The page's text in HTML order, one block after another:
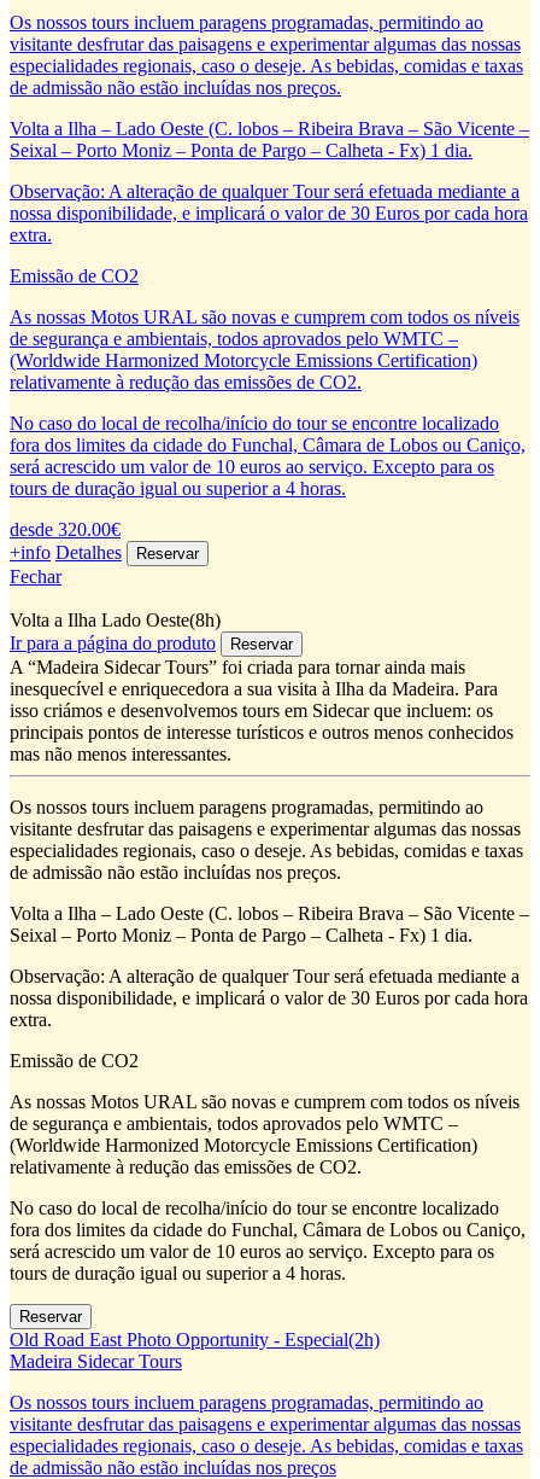
Os nossos tours incluem paragens programadas, permitindo ao
visitante desfrutar das paisagens e experimentar algumas das nossas
especialidades regionais, caso o deseje. As bebidas, comidas e taxas
de admissão não estão incluídas nos preços.
Volta a Ilha – Lado Oeste (C. lobos – Ribeira Brava – São Vicente –
Seixal – Porto Moniz – Ponta de Pargo – Calheta - Fx) 1 dia.
Observação: A alteração de qualquer Tour será efetuada mediante a
nossa disponibilidade, e implicará o valor de 30 Euros por cada hora
extra.
Emissão de CO2
As nossas Motos URAL são novas e cumprem com todos os níveis
de segurança e ambientais, todos aprovados pelo WMTC –
(Worldwide Harmonized Motorcycle Emissions Certification)
relativamente à redução das emissões de CO2.
No caso do local de recolha/início do tour se encontre localizado
fora dos limites da cidade do Funchal, Câmara de Lobos ou Caniço,
será acrescido um valor de 10 euros ao serviço. Excepto para os
tours de duração igual ou superior a 4 horas.
desde 320.00€
+info Detalhes
Fechar
Volta a Ilha Lado Oeste(8h)
Ir para a página do produto
A “Madeira Sidecar Tours” foi criada para tornar ainda mais
inesquecível e enriquecedora a sua visita à Ilha da Madeira. Para
isso criámos e desenvolvemos tours em Sidecar que incluem: os
principais pontos de interesse turísticos e outros menos conhecidos
mas não menos interessantes.
Os nossos tours incluem paragens programadas, permitindo ao
visitante desfrutar das paisagens e experimentar algumas das nossas
especialidades regionais, caso o deseje. As bebidas, comidas e taxas
de admissão não estão incluídas nos preços.
Volta a Ilha – Lado Oeste (C. lobos – Ribeira Brava – São Vicente –
Seixal – Porto Moniz – Ponta de Pargo – Calheta - Fx) 1 dia.
Observação: A alteração de qualquer Tour será efetuada mediante a
nossa disponibilidade, e implicará o valor de 30 Euros por cada hora
extra.
Emissão de CO2
As nossas Motos URAL são novas e cumprem com todos os níveis
de segurança e ambientais, todos aprovados pelo WMTC –
(Worldwide Harmonized Motorcycle Emissions Certification)
relativamente à redução das emissões de CO2.
No caso do local de recolha/início do tour se encontre localizado
fora dos limites da cidade do Funchal, Câmara de Lobos ou Caniço,
será acrescido um valor de 10 euros ao serviço. Excepto para os
tours de duração igual ou superior a 4 horas.
Old Road East Photo Opportunity - Especial(2h)
Madeira Sidecar Tours
Os nossos tours incluem paragens programadas, permitindo ao
visitante desfrutar das paisagens e experimentar algumas das nossas
especialidades regionais, caso o deseje. As bebidas, comidas e taxas
de admissão não estão incluídas nos preços